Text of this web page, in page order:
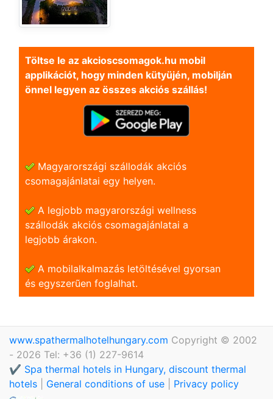
Töltse le az akcioscsomagok.hu mobil
applikációt, hogy minden kütyüjén, mobilján
önnel legyen az összes akciós szállás!
Magyarországi szállodák akciós
csomagajánlatai egy helyen.
A legjobb magyarországi wellness
szállodák akciós csomagajánlatai a
legjobb árakon.
A mobilalkalmazás letöltésével gyorsan
és egyszerũen foglalhat.
www.spathermalhotelhungary.com Copyright © 2002
- 2026 Tel: +36 (1) 227-9614
✔️ Spa thermal hotels in Hungary, discount thermal
hotels
General conditions of use Privacy policy